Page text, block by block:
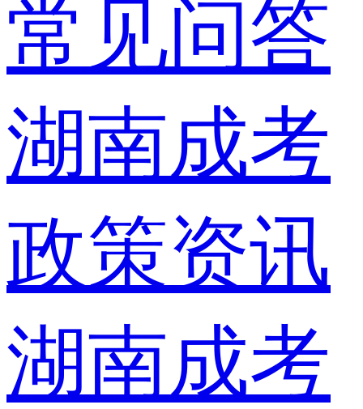
常见问答
湖南成考
政策资讯
湖南成考